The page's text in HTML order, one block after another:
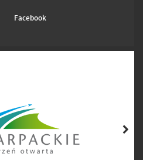
Facebook